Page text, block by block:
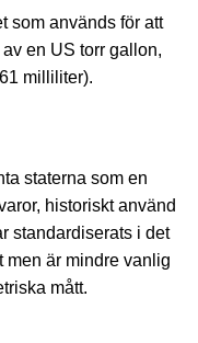
som används för att
en US torr gallon,
milliliter).
staterna som en
historiskt använd
standardiserats i det
men är mindre vanlig
mått.